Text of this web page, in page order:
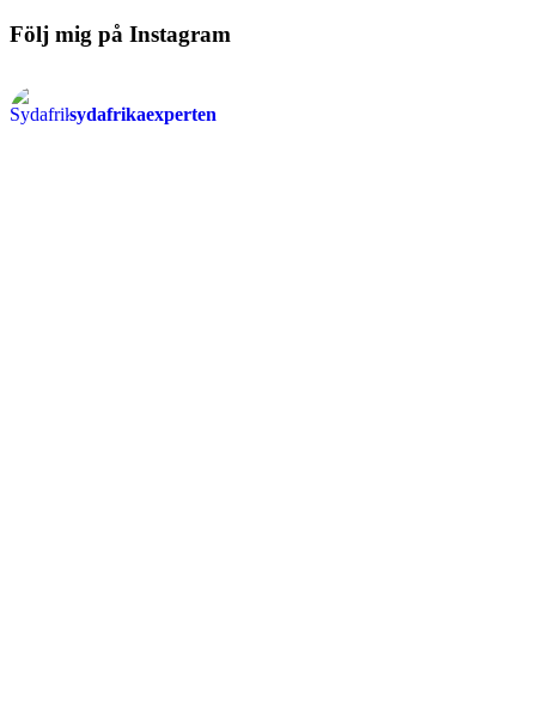
Följ mig på Instagram
sydafrikaexperten